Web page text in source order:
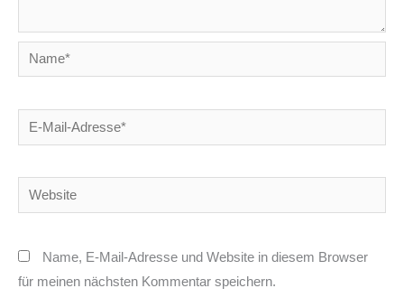
Name*
E-
Mail-
Website
Name, E-Mail-Adresse und Website in diesem Browser
für meinen nächsten Kommentar speichern.